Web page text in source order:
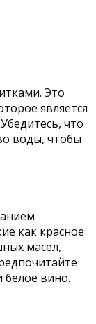
Это
является
что
воды, чтобы
как красное
масел,
белое вино.